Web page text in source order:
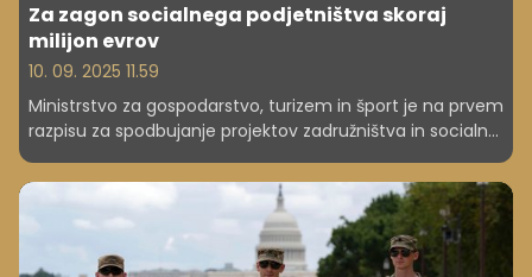
Za zagon socialnega podjetništva skoraj
milijon evrov
10. 09. 2025 11.59
Ministrstvo za gospodarstvo, turizem in šport je na prvem
razpisu za spodbujanje projektov zadružništva in socialne
ekonomije ter za zagon socialnega podjetništva v
letošnjem letu izbralo 19 projektov. Skupna vrednost
njihovega sofinanciranja znaša 961.020 evrov, so sporočili
z ministrstva.